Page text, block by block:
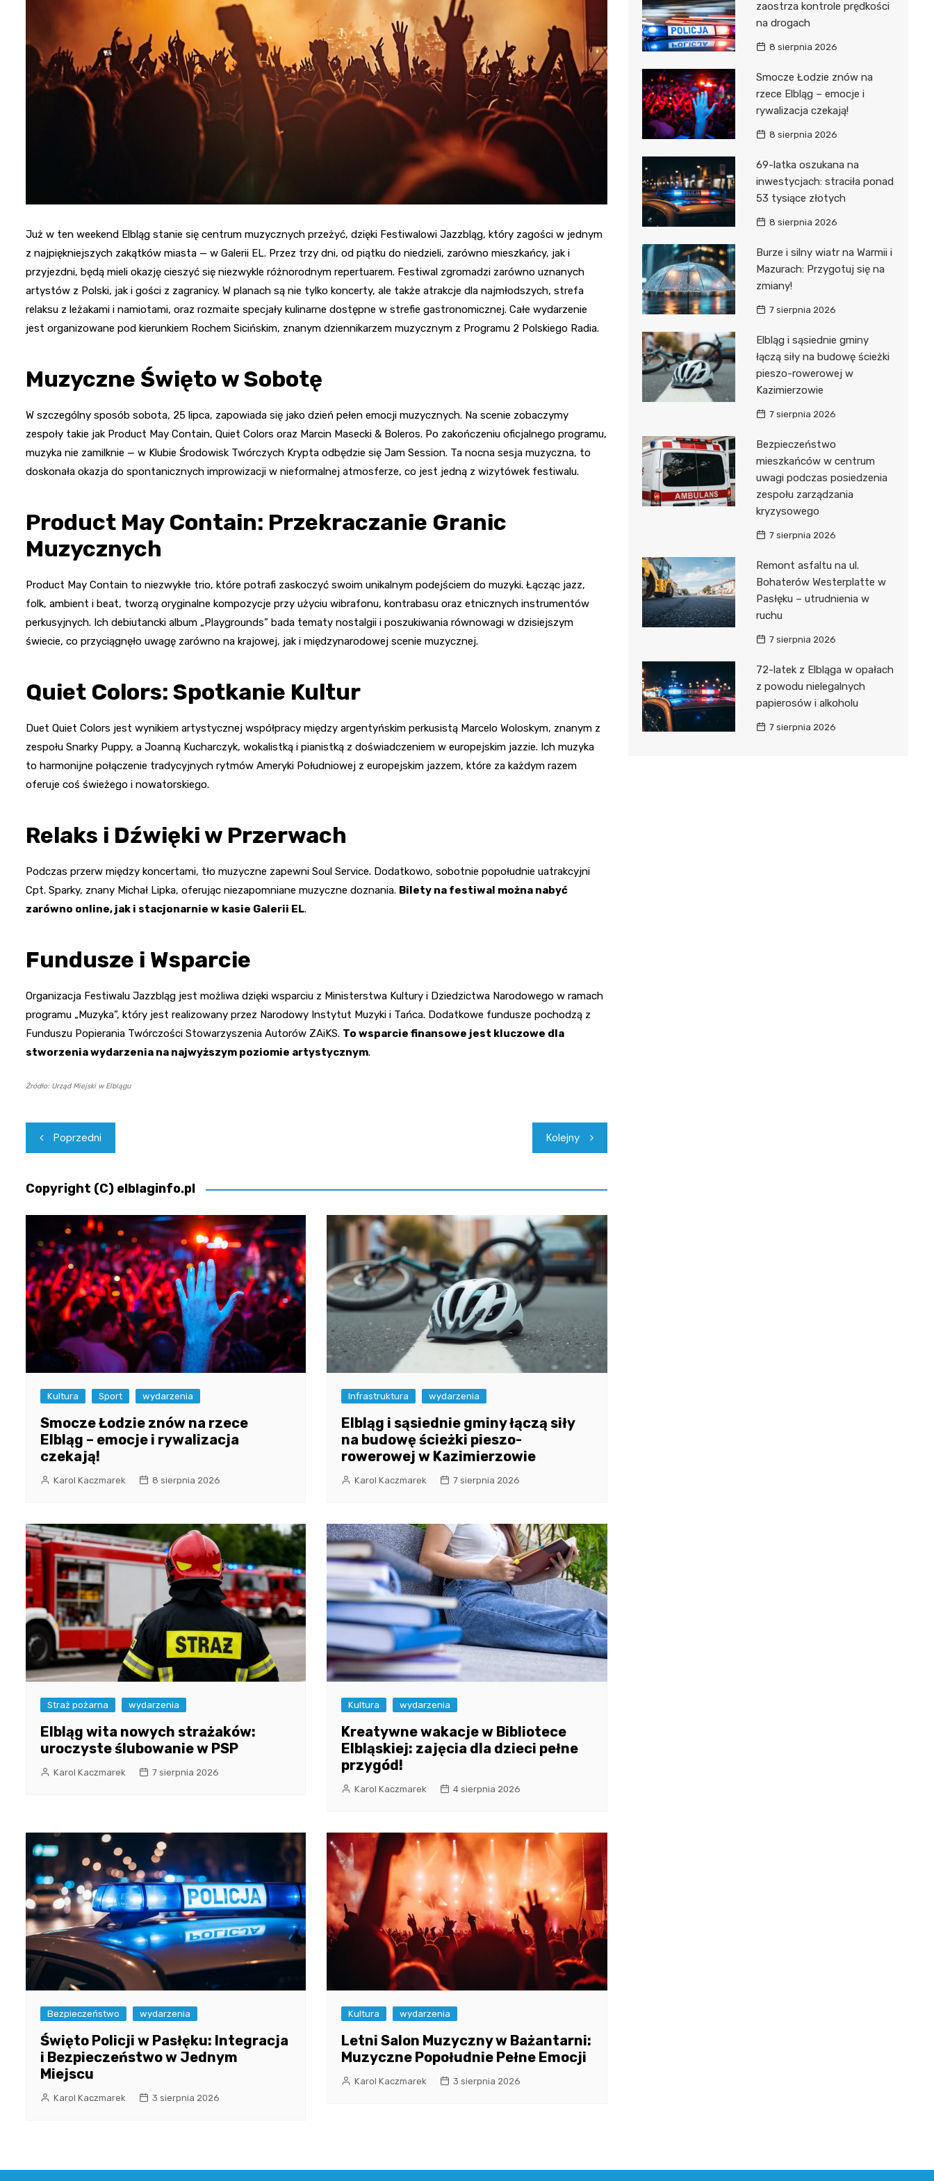
Fryzjer
Poczta
Kino
Już w ten weekend Elbląg stanie się centrum muzycznych przeżyć, dzięki Festiwalowi Jazzbląg, który zagości w jednym
z najpiękniejszych zakątków miasta — w Galerii EL. Przez trzy dni, od piątku do niedzieli, zarówno mieszkańcy, jak i
przyjezdni, będą mieli okazję cieszyć się niezwykle różnorodnym repertuarem. Festiwal zgromadzi zarówno uznanych
artystów z Polski, jak i gości z zagranicy. W planach są nie tylko koncerty, ale także atrakcje dla najmłodszych, strefa
relaksu z leżakami i namiotami, oraz rozmaite specjały kulinarne dostępne w strefie gastronomicznej. Całe wydarzenie
jest organizowane pod kierunkiem Rochem Sicińskim, znanym dziennikarzem muzycznym z Programu 2 Polskiego Radia.
Muzyczne Święto w Sobotę
W szczególny sposób sobota, 25 lipca, zapowiada się jako dzień pełen emocji muzycznych. Na scenie zobaczymy
zespoły takie jak Product May Contain, Quiet Colors oraz Marcin Masecki & Boleros. Po zakończeniu oficjalnego programu,
muzyka nie zamilknie — w Klubie Środowisk Twórczych Krypta odbędzie się Jam Session. Ta nocna sesja muzyczna, to
doskonała okazja do spontanicznych improwizacji w nieformalnej atmosferze, co jest jedną z wizytówek festiwalu.
Product May Contain: Przekraczanie Granic
Muzycznych
Product May Contain to niezwykłe trio, które potrafi zaskoczyć swoim unikalnym podejściem do muzyki. Łącząc jazz,
folk, ambient i beat, tworzą oryginalne kompozycje przy użyciu wibrafonu, kontrabasu oraz etnicznych instrumentów
perkusyjnych. Ich debiutancki album „Playgrounds” bada tematy nostalgii i poszukiwania równowagi w dzisiejszym
świecie, co przyciągnęło uwagę zarówno na krajowej, jak i międzynarodowej scenie muzycznej.
Quiet Colors: Spotkanie Kultur
Duet Quiet Colors jest wynikiem artystycznej współpracy między argentyńskim perkusistą Marcelo Woloskym, znanym z
zespołu Snarky Puppy, a Joanną Kucharczyk, wokalistką i pianistką z doświadczeniem w europejskim jazzie. Ich muzyka
to harmonijne połączenie tradycyjnych rytmów Ameryki Południowej z europejskim jazzem, które za każdym razem
oferuje coś świeżego i nowatorskiego.
Relaks i Dźwięki w Przerwach
Podczas przerw między koncertami, tło muzyczne zapewni Soul Service. Dodatkowo, sobotnie popołudnie uatrakcyjni
Cpt. Sparky, znany Michał Lipka, oferując niezapomniane muzyczne doznania. Bilety na festiwal można nabyć
zarówno online, jak i stacjonarnie w kasie Galerii EL.
Fundusze i Wsparcie
Organizacja Festiwalu Jazzbląg jest możliwa dzięki wsparciu z Ministerstwa Kultury i Dziedzictwa Narodowego w ramach
programu „Muzyka”, który jest realizowany przez Narodowy Instytut Muzyki i Tańca. Dodatkowe fundusze pochodzą z
Funduszu Popierania Twórczości Stowarzyszenia Autorów ZAiKS. To wsparcie finansowe jest kluczowe dla
stworzenia wydarzenia na najwyższym poziomie artystycznym.
Źródło: Urząd Miejski w Elblągu
Nawigacja
wpisu
Poprzedni Kolejny
Copyright (C) elblaginfo.pl
Kultura Sport wydarzenia
Smocze Łodzie znów na rzece
Elbląg – emocje i rywalizacja
czekają!
Karol Kaczmarek 8 sierpnia 2026
Infrastruktura wydarzenia
Elbląg i sąsiednie gminy łączą siły
na budowę ścieżki pieszo-
rowerowej w Kazimierzowie
Karol Kaczmarek 7 sierpnia 2026
Straż pożarna wydarzenia
Elbląg wita nowych strażaków:
uroczyste ślubowanie w PSP
Karol Kaczmarek 7 sierpnia 2026
Kultura wydarzenia
Kreatywne wakacje w Bibliotece
Elbląskiej: zajęcia dla dzieci pełne
przygód!
Karol Kaczmarek 4 sierpnia 2026
Bezpieczeństwo wydarzenia
Święto Policji w Pasłęku: Integracja
i Bezpieczeństwo w Jednym
Miejscu
Karol Kaczmarek 3 sierpnia 2026
Kultura wydarzenia
Letni Salon Muzyczny w Bażantarni:
Muzyczne Popołudnie Pełne Emocji
Karol Kaczmarek 3 sierpnia 2026
zaostrza kontrole prędkości
na drogach
8 sierpnia 2026
Smocze Łodzie znów na
rzece Elbląg – emocje i
rywalizacja czekają!
8 sierpnia 2026
69-latka oszukana na
inwestycjach: straciła ponad
53 tysiące złotych
8 sierpnia 2026
Burze i silny wiatr na Warmii i
Mazurach: Przygotuj się na
zmiany!
7 sierpnia 2026
Elbląg i sąsiednie gminy
łączą siły na budowę ścieżki
pieszo-rowerowej w
Kazimierzowie
7 sierpnia 2026
Bezpieczeństwo
mieszkańców w centrum
uwagi podczas posiedzenia
zespołu zarządzania
kryzysowego
7 sierpnia 2026
Remont asfaltu na ul.
Bohaterów Westerplatte w
Pasłęku – utrudnienia w
ruchu
7 sierpnia 2026
72-latek z Elbląga w opałach
z powodu nielegalnych
papierosów i alkoholu
7 sierpnia 2026